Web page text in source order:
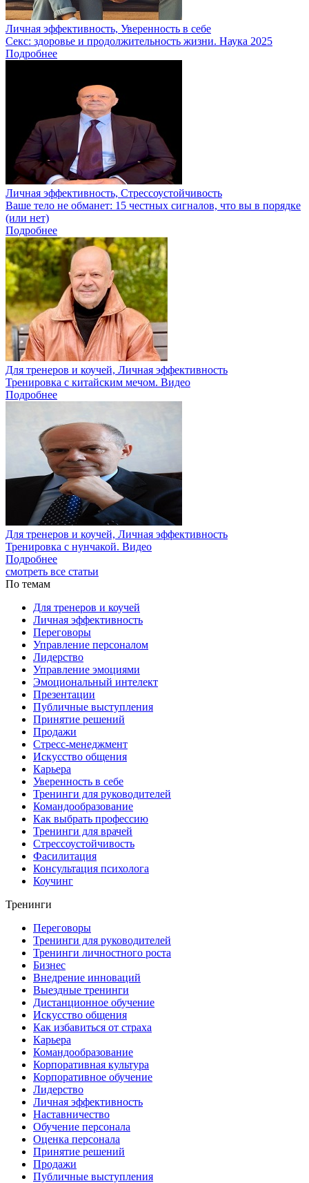
Личная эффективность, Уверенность в себе
Секс: здоровье и продолжительность жизни. Наука 2025
Подробнее
Личная эффективность, Стрессоустойчивость
Ваше тело не обманет: 15 честных сигналов, что вы в порядке
(или нет)
Подробнее
Для тренеров и коучей, Личная эффективность
Тренировка с китайским мечом. Видео
Подробнее
Для тренеров и коучей, Личная эффективность
Тренировка с нунчакой. Видео
Подробнее
смотреть все статьи
По темам
Для тренеров и коучей
Личная эффективность
Переговоры
Управление персоналом
Лидерство
Управление эмоциями
Эмоциональный интелект
Презентации
Публичные выступления
Принятие решений
Продажи
Стресс-менеджмент
Искусство общения
Карьера
Уверенность в себе
Тренинги для руководителей
Командообразование
Как выбрать профессию
Тренинги для врачей
Стрессоустойчивость
Фасилитация
Консультация психолога
Коучинг
Тренинги
Переговоры
Тренинги для руководителей
Тренинги личностного роста
Бизнес
Внедрение инноваций
Выездные тренинги
Дистанционное обучение
Искусство общения
Как избавиться от страха
Карьера
Командообразование
Корпоративная культура
Корпоративное обучение
Лидерство
Личная эффективность
Наставничество
Обучение персонала
Оценка персонала
Принятие решений
Продажи
Публичные выступления